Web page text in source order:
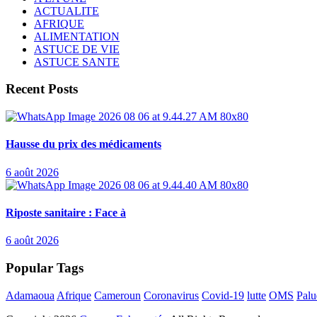
ACTUALITE
AFRIQUE
ALIMENTATION
ASTUCE DE VIE
ASTUCE SANTE
Recent Posts
Hausse du prix des médicaments
6 août 2026
Riposte sanitaire : Face à
6 août 2026
Popular Tags
Adamaoua Afrique Cameroun Coronavirus Covid-19 lutte OMS